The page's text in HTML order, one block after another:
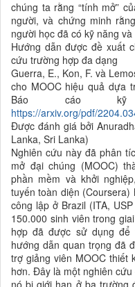
chúng ta rằng “tính mở”
người, và chứng minh
người học đã có kỹ năng
Hướng dẫn được đề xuất
cứu trường hợp đa dạng
Guerra, E., Kon, F. và
cho MOOC hiệu quả dựa
Báo cáo kỹ
https://arxiv.org/pdf/
Được đánh giá bởi
Lanka, Sri Lanka)
Nghiên cứu này đã phân
mở đại chúng (MOOC)
phần mềm và khởi
tuyến toàn diện
công lập ở Brazil (ITA,
150.000 sinh viên trong
hợp đã được sử dụng
hướng dẫn quan trọng đã
trợ giảng viên MOOC thiết
hơn. Đây là một nghiên
nó bị giới hạn ở ba trường